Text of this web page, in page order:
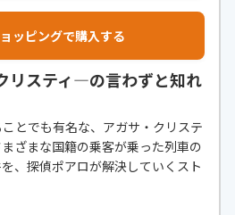
ッピングで購入する
リスティ―の言わずと知れ
とでも有名な、アガサ・クリステ
ざまな国籍の乗客が乗った列車の
、探偵ポアロが解決していくスト